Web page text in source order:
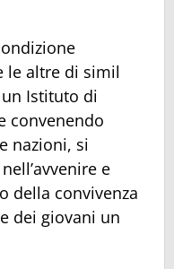
le altre di simil
Istituto di
convenendo
nazioni, si
e
della convivenza
dei giovani un